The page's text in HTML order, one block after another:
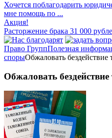
Хочется поблагодарить
мне помощь по ...
Акция!
Расторжение брака 31 000
Право ГруппПолезная
спорыОбжаловать бездействие
Обжаловать